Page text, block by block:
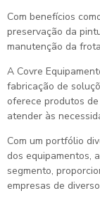
Com benefícios
preservação da
manutenção da
A Covre
fabricação de
oferece produtos
atender às
Com um portfólio
dos equipamentos,
segmento,
empresas de